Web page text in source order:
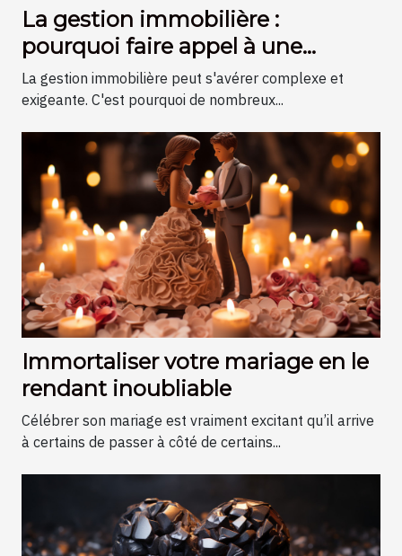
La gestion immobilière :
pourquoi faire appel à une
agence spécialisée ?
La gestion immobilière peut s'avérer complexe et
exigeante. C'est pourquoi de nombreux...
Immortaliser votre mariage en le
rendant inoubliable
Célébrer son mariage est vraiment excitant qu’il arrive
à certains de passer à côté de certains...